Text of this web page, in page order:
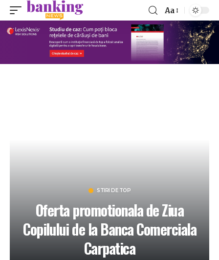
Aa
STIRI DE TOP
Oferta promotionala de Ziua
Copilului de la Banca Comerciala
Carpatica